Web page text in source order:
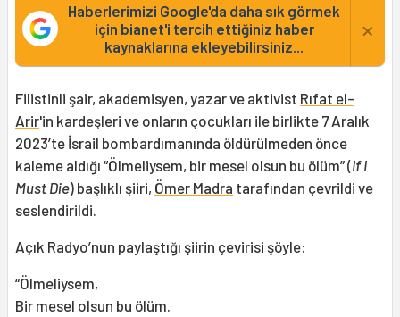
Haberlerimizi Google'da daha sık görmek
için bianet'i tercih ettiğiniz haber
kaynaklarına ekleyebilirsiniz...
×
Filistinli şair, akademisyen, yazar ve aktivist Rıfat el-
Arir'in kardeşleri ve onların çocukları ile birlikte 7 Aralık
2023’te İsrail bombardımanında öldürülmeden önce
kaleme aldığı “Ölmeliysem, bir mesel olsun bu ölüm” (If I
Must Die) başlıklı şiiri, Ömer Madra tarafından çevrildi ve
seslendirildi.
Açık Radyo’nun paylaştığı şiirin çevirisi şöyle:
“Ölmeliysem,
Bir mesel olsun bu ölüm.